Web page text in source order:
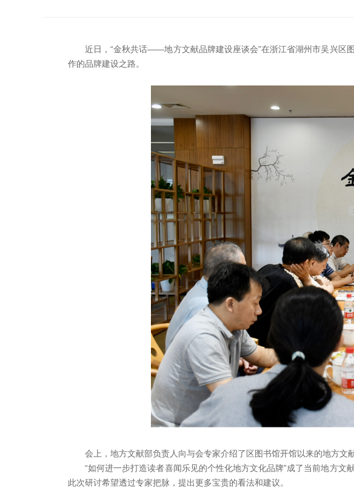
近日，“金秋共话——地方文献品牌建设座谈会”在浙江省湖州市吴兴区
作的品牌建设之路。
会上，地方文献部负责人向与会专家介绍了区图书馆开馆以来的地方文
“如何进一步打造读者喜闻乐见的个性化地方文化品牌”成了当前地方
此次研讨希望透过专家把脉，提出更多宝贵的看法和建议。